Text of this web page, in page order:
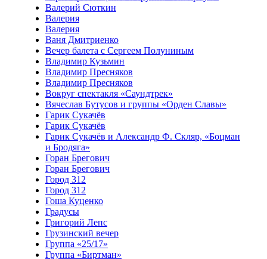
Валерий Сюткин
Валерия
Валерия
Ваня Дмитриенко
Вечер балета с Сергеем Полуниным
Владимир Кузьмин
Владимир Пресняков
Владимир Пресняков
Вокруг спектакля «Саундтрек»
Вячеслав Бутусов и группы «Орден Славы»
Гарик Сукачёв
Гарик Сукачёв
Гарик Сукачёв и Александр Ф. Скляр, «Боцман
и Бродяга»
Горан Брегович
Горан Брегович
Город 312
Город 312
Гоша Куценко
Градусы
Григорий Лепс
Грузинский вечер
Группа «25/17»
Группа «Биртман»